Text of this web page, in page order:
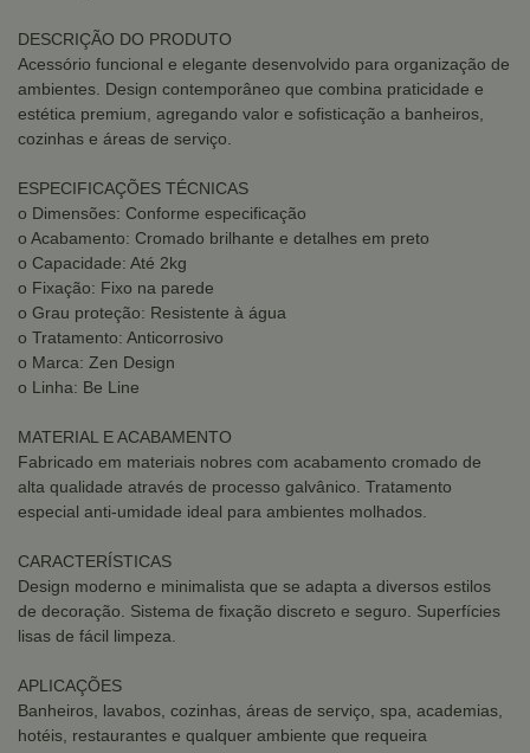
DESCRIÇÃO DO PRODUTO
Acessório funcional e elegante desenvolvido para organização de
ambientes. Design contemporâneo que combina praticidade e
estética premium, agregando valor e sofisticação a banheiros,
cozinhas e áreas de serviço.
ESPECIFICAÇÕES TÉCNICAS
o Dimensões: Conforme especificação
o Acabamento: Cromado brilhante e detalhes em preto
o Capacidade: Até 2kg
o Fixação: Fixo na parede
o Grau proteção: Resistente à água
o Tratamento: Anticorrosivo
o Marca: Zen Design
o Linha: Be Line
MATERIAL E ACABAMENTO
Fabricado em materiais nobres com acabamento cromado de
alta qualidade através de processo galvânico. Tratamento
especial anti-umidade ideal para ambientes molhados.
CARACTERÍSTICAS
Design moderno e minimalista que se adapta a diversos estilos
de decoração. Sistema de fixação discreto e seguro. Superfícies
lisas de fácil limpeza.
APLICAÇÕES
Banheiros, lavabos, cozinhas, áreas de serviço, spa, academias,
hotéis, restaurantes e qualquer ambiente que requeira